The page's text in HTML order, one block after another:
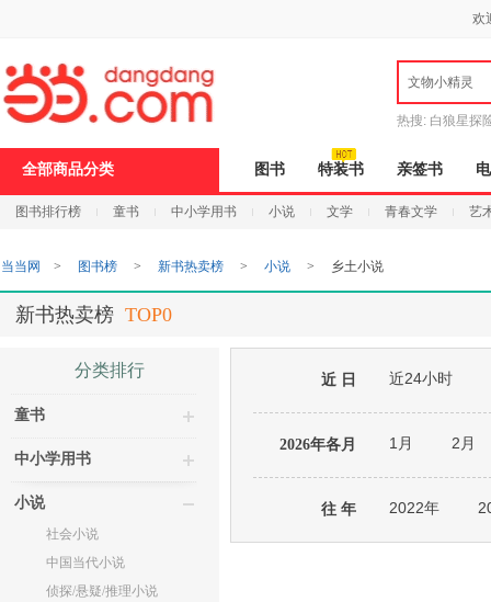
欢
文物小精灵
热搜: 白狼星探
全部商品分类 图书 特装书 亲签书
图书排行榜 童书 中小学用书 小说 文学 青春文学 艺
当当网 > 图书榜 > 新书热卖榜 > 小说 > 乡土小说
新书热卖榜 TOP0
分类排行
童书
中小学用书
小说
社会小说
中国当代小说
侦探/悬疑/推理小说
近 日 近24小时
2026年各月 1月 2月
往 年 2022年
打
开
无
障
页
加